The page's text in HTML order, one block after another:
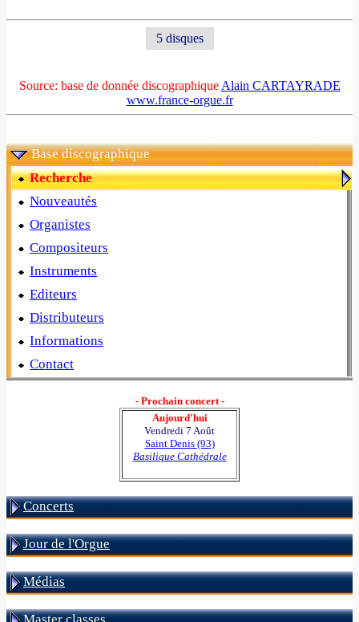
5 disques
Source: base de donnée discographique Alain CARTAYRADE
www.france-orgue.fr
Base discographique
Recherche
Nouveautés
Organistes
Compositeurs
Instruments
Editeurs
Distributeurs
Informations
Contact
- Prochain concert -
Aujourd'hui
Vendredi 7 Août
Saint Denis (93)
Basilique Cathédrale
Concerts
Jour de l'Orgue
Médias